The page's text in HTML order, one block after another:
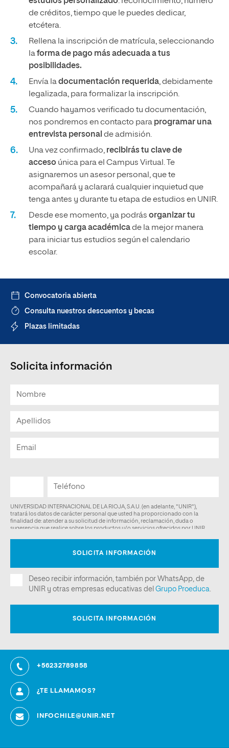
de créditos, tiempo que le puedes dedicar,
etcétera.
Rellena la inscripción de matrícula, seleccionando
laforma de pago más adecuada a tus
posibilidades.
Envía ladocumentación requerida, debidamente
legalizada, para formalizar la inscripción.
Cuando hayamos verificado tu documentación,
nos pondremos en contacto para programar una
entrevista personal de admisión.
Una vez confirmado, recibirás tu clave de
acceso única para el Campus Virtual. Te
asignaremos un asesor personal, que te
acompañará y aclarará cualquier inquietud que
tenga antes y durante tu etapa de estudios en UNIR.
Desde ese momento, ya podrás organizar tu
tiempo y carga académicade la mejor manera
para iniciar tus estudios según el calendario
escolar.
Convocatoria abierta
Consulta nuestros descuentos y becas
Plazas limitadas
Solicita información
+56232789858
¿TE LLAMAMOS?
INFOCHILE@UNIR.NET